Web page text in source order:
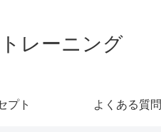
レーニング
プト よくある質問